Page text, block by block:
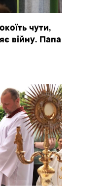
чути,
війну. Папа